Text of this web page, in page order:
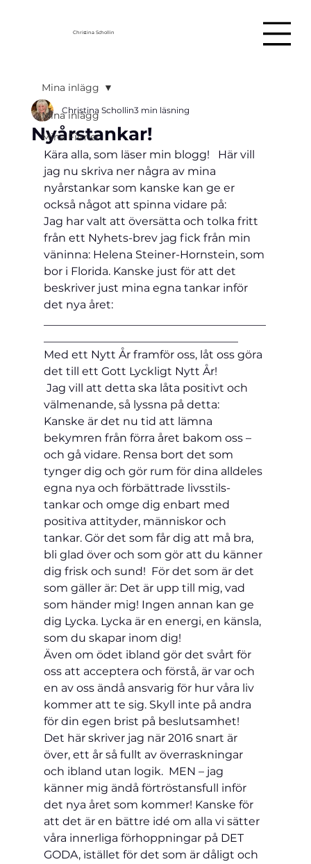
Christina Schollin
Mina inlägg
Mina Filmer
Mina inlägg
Nyårstankar!
Christina Schollin3 min läsning
Kära alla, som läser min blogg!   Här vill
jag nu skriva ner några av mina
nyårstankar som kanske kan ge er
också något att spinna vidare på:
Jag har valt att översätta och tolka fritt
från ett Nyhets-brev jag fick från min
väninna: Helena Steiner-Hornstein, som
bor i Florida. Kanske just för att det
beskriver just mina egna tankar inför
det nya året:
Med ett Nytt År framför oss, låt oss göra
det till ett Gott Lyckligt Nytt År!
Jag vill att detta ska låta positivt och
välmenande, så lyssna på detta:
Kanske är det nu tid att lämna
bekymren från förra året bakom oss –
och gå vidare. Rensa bort det som
tynger dig och gör rum för dina alldeles
egna nya och förbättrade livsstils-
tankar och omge dig enbart med
positiva attityder, människor och
tankar. Gör det som får dig att må bra,
bli glad över och som gör att du känner
dig frisk och sund!  För det som är det
som gäller är: Det är upp till mig, vad
som händer mig! Ingen annan kan ge
dig Lycka. Lycka är en energi, en känsla,
som du skapar inom dig!
Även om ödet ibland gör det svårt för
oss att acceptera och förstå, är var och
en av oss ändå ansvarig för hur våra liv
kommer att te sig. Skyll inte på andra
för din egen brist på beslutsamhet!
Det här skriver jag när 2016 snart är
över, ett år så fullt av överraskningar
och ibland utan logik.  MEN – jag
känner mig ändå förtröstansfull inför
det nya året som kommer! Kanske för
att det är en bättre idé om alla vi sätter
våra innerliga förhoppningar på DET
GODA, istället för det som är dåligt och